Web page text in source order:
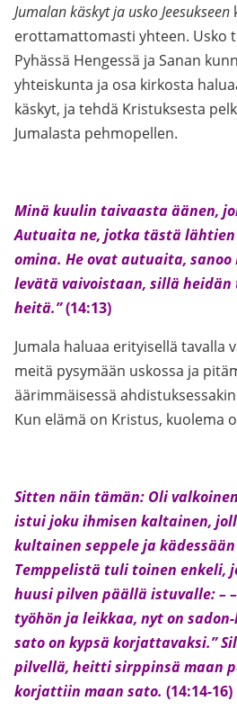
Jumalan käskyt ja usko Jeesukseen
erottamattomasti yhteen. Usko
Pyhässä Hengessä ja Sanan
yhteiskunta ja osa kirkosta
käskyt, ja tehdä Kristuksesta
Jumalasta pehmopellen.
Minä kuulin taivaasta äänen,
Autuaita ne, jotka tästä
omina. He ovat autuaita, sanoo
levätä vaivoistaan, sillä heidän
heitä.”(14:13)
Jumala haluaa erityisellä tavalla
meitä pysymään uskossa ja
äärimmäisessä
Kun elämä on Kristus, kuolema
Sitten näin tämän: Oli
istui joku ihmisen kaltainen,
kultainen seppele ja
Temppelistä tuli toinen enkeli,
huusi pilven päällä istuvalle: –
työhön ja leikkaa, nyt on
sato on kypsä korjattavaksi.”
pilvellä, heitti sirppinsä maan
korjattiin maan sato. (14:14-16)